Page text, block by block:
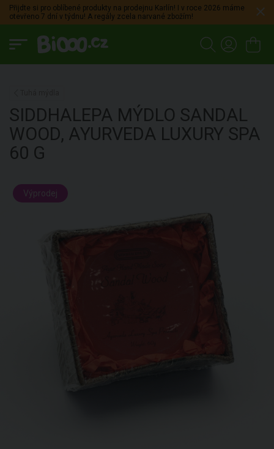
Přijdte si pro oblíbené produkty na prodejnu Karlín! I v roce 2026 máme
otevřeno 7 dní v týdnu! A regály zcela narvané zbožím!
SIDDHALEPA MÝDLO SANDAL
WOOD, AYURVEDA LUXURY SPA
60 G
Výprodej